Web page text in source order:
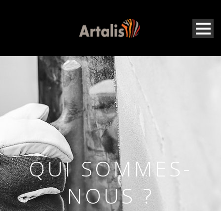
QUI SOMMES-
NOUS ?